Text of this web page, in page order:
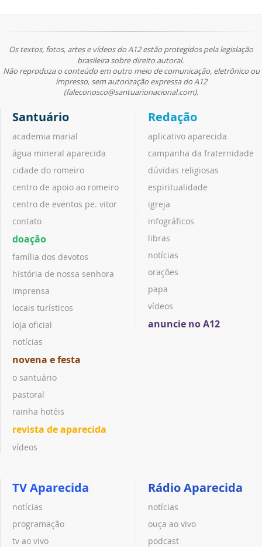
Os textos, fotos, artes e vídeos do A12 estão protegidos pela legislação
brasileira sobre direito autoral.
Não reproduza o conteúdo em outro meio de comunicação, eletrônico ou
impresso, sem autorização expressa do A12
(faleconosco@santuarionacional.com).
Santuário
academia marial
água mineral aparecida
cidade do romeiro
centro de apoio ao romeiro
centro de eventos pe. vitor
contato
doação
família dos devotos
história de nossa senhora
imprensa
locais turísticos
loja oficial
notícias
novena e festa
o santuário
pastoral
rainha hotéis
revista de aparecida
vídeos
Redação
aplicativo aparecida
campanha da fraternidade
dúvidas religiosas
espiritualidade
igreja
infográficos
libras
notícias
orações
papa
vídeos
anuncie no A12
TV Aparecida
notícias
programação
tv ao vivo
Rádio Aparecida
notícias
ouça ao vivo
podcast